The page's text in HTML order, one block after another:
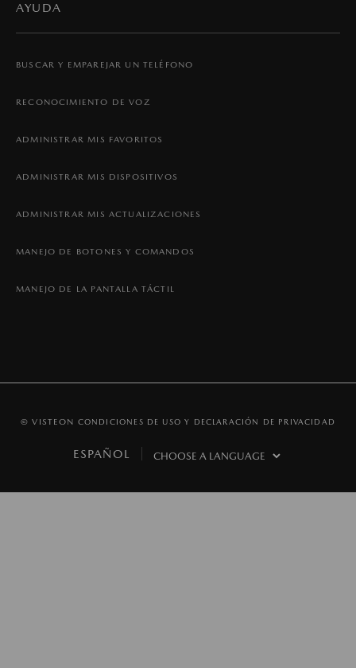
AYUDA
BUSCAR Y EMPAREJAR UN TELÉFONO
RECONOCIMIENTO DE VOZ
ADMINISTRAR MIS FAVORITOS
ADMINISTRAR MIS DISPOSITIVOS
ADMINISTRAR MIS ACTUALIZACIONES
MANEJO DE BOTONES Y COMANDOS
MANEJO DE LA PANTALLA TÁCTIL
© VISTEON CONDICIONES DE USO Y DECLARACIÓN DE PRIVACIDAD
ESPAÑOL